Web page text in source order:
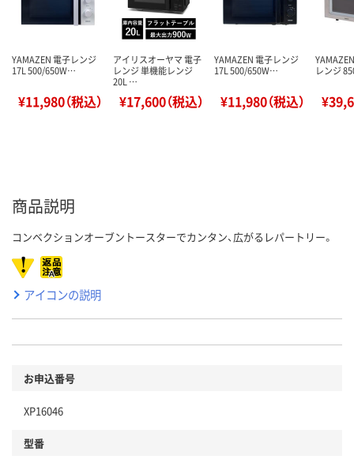
YAMAZEN 電子レンジ
17L 500/650W…
¥11,980（税込）
アイリスオーヤマ 電子
レンジ 単機能レンジ
20L …
¥17,600（税込）
YAMAZEN 電子レンジ
17L 500/650W…
¥11,980（税込）
レンジ
商品説明
コンベクションオーブントースターでカンタン、広がるレパートリー。
アイコンの説明
お申込番号
XP16046
型番